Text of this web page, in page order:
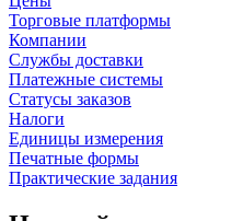
Торговые платформы
Компании
Службы доставки
Платежные системы
Статусы заказов
Налоги
Единицы измерения
Печатные формы
Практические задания